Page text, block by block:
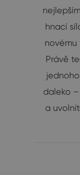
hnací
novému
Právě
daleko
a